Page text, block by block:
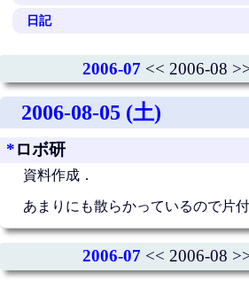
日記
2006-07 << 2006-08
2006-08-05 (土)
*ロボ研
資料作成．
あまりにも散らかっているので片付
2006-07 << 2006-08